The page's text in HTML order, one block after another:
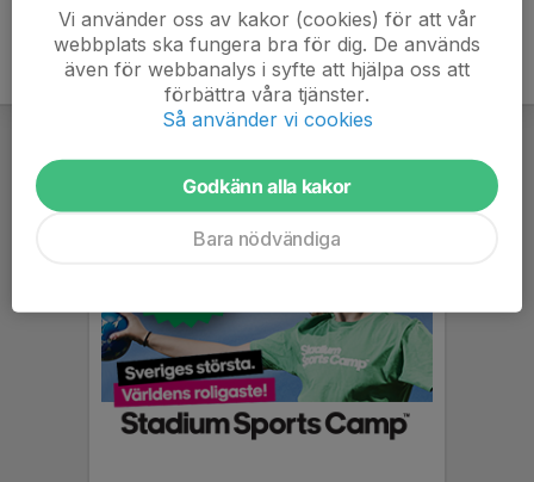
Vi använder oss av kakor (cookies) för att vår
webbplats ska fungera bra för dig. De används
även för webbanalys i syfte att hjälpa oss att
förbättra våra tjänster.
Så använder vi cookies
Godkänn alla kakor
Bara nödvändiga